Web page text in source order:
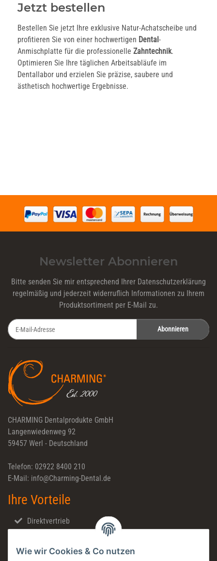
Wie wir Cookies & Co nutzen
Jetzt bestellen
Bestellen Sie jetzt Ihre exklusive Natur-Achatscheibe und
profitieren Sie von einer hochwertigen Dental -
Anmischplatte für die professionelle Zahntechnik.
Optimieren Sie Ihre täglichen Arbeitsabläufe im
Dentallabor und erzielen Sie präzise, saubere und
ästhetisch hochwertige Ergebnisse.
Newsletter Abonnieren
Bitte senden Sie mir entsprechend Ihrer Datenschutzerklärung
regelmäßig und jederzeit widerruflich Informationen zu Ihrem
Produktsortiment per E-Mail zu.
Abonnieren
CHARMING Dentalprodukte GmbH
Langenwiedenweg 92
59457 Werl - Deutschland
Telefon: 02922 8400 210
E-Mail: info@Charming-Dental.de
Ihre Vorteile
Direktvertrieb
Made in Germany